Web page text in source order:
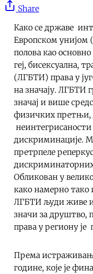
Share
Како се државе
Европском унијом
полова као
геј, бисексуална,
(ЛГБТИ) права у
на значају. ЛГБТИ
значај и више
физичких претњи,
дискриминације.
претрпеле
дискриминаторних
Обликован у
како намерно тако
ЛГБТИ људи живе
значи за друштво,
права у региону
Према
године, које је